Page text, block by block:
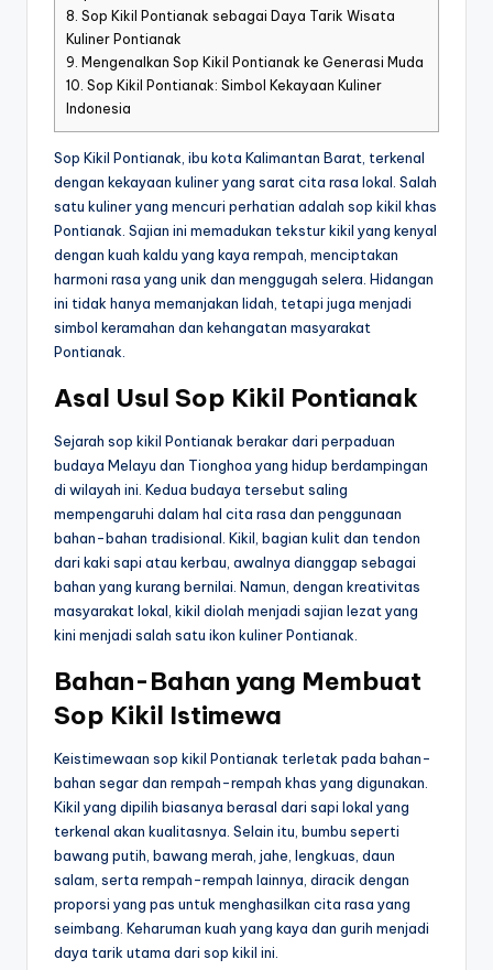
8. Sop Kikil Pontianak sebagai Daya Tarik Wisata
Kuliner Pontianak
9. Mengenalkan Sop Kikil Pontianak ke Generasi Muda
10. Sop Kikil Pontianak: Simbol Kekayaan Kuliner
Indonesia
Sop Kikil Pontianak, ibu kota Kalimantan Barat, terkenal
dengan kekayaan kuliner yang sarat cita rasa lokal. Salah
satu kuliner yang mencuri perhatian adalah sop kikil khas
Pontianak. Sajian ini memadukan tekstur kikil yang kenyal
dengan kuah kaldu yang kaya rempah, menciptakan
harmoni rasa yang unik dan menggugah selera. Hidangan
ini tidak hanya memanjakan lidah, tetapi juga menjadi
simbol keramahan dan kehangatan masyarakat
Pontianak.
Asal Usul Sop Kikil Pontianak
Sejarah sop kikil Pontianak berakar dari perpaduan
budaya Melayu dan Tionghoa yang hidup berdampingan
di wilayah ini. Kedua budaya tersebut saling
mempengaruhi dalam hal cita rasa dan penggunaan
bahan-bahan tradisional. Kikil, bagian kulit dan tendon
dari kaki sapi atau kerbau, awalnya dianggap sebagai
bahan yang kurang bernilai. Namun, dengan kreativitas
masyarakat lokal, kikil diolah menjadi sajian lezat yang
kini menjadi salah satu ikon kuliner Pontianak.
Bahan-Bahan yang Membuat
Sop Kikil Istimewa
Keistimewaan sop kikil Pontianak terletak pada bahan-
bahan segar dan rempah-rempah khas yang digunakan.
Kikil yang dipilih biasanya berasal dari sapi lokal yang
terkenal akan kualitasnya. Selain itu, bumbu seperti
bawang putih, bawang merah, jahe, lengkuas, daun
salam, serta rempah-rempah lainnya, diracik dengan
proporsi yang pas untuk menghasilkan cita rasa yang
seimbang. Keharuman kuah yang kaya dan gurih menjadi
daya tarik utama dari sop kikil ini.